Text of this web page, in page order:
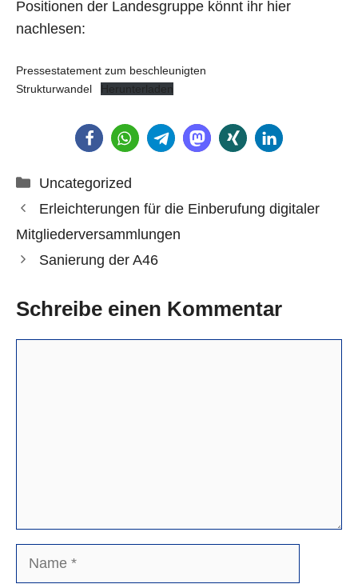
Positionen der Landesgruppe könnt ihr hier
nachlesen:
Pressestatement zum beschleunigten
Strukturwandel
Herunterladen
Kategorien
Uncategorized
Erleichterungen für die Einberufung digitaler
Mitgliederversammlungen
Sanierung der A46
Schreibe einen Kommentar
Name